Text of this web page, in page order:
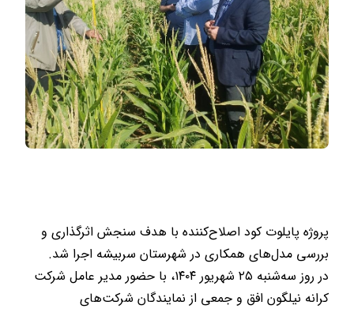
پروژه پایلوت کود اصلاح‌کننده با هدف سنجش اثرگذاری و
بررسی مدل‌های همکاری در شهرستان سربیشه اجرا شد.
در روز سه‌شنبه ۲۵ شهریور ۱۴۰۴، با حضور مدیر عامل شرکت
کرانه نیلگون افق و جمعی از نمایندگان شرکت‌های